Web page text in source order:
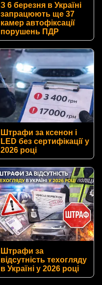
З 6 березня в Україні
запрацюють ще 37
камер автофіксації
порушень ПДР
Штрафи за ксенон і
LED без сертифікації у
2026 році
Штрафи за
відсутність техогляду
в Україні у 2026 році